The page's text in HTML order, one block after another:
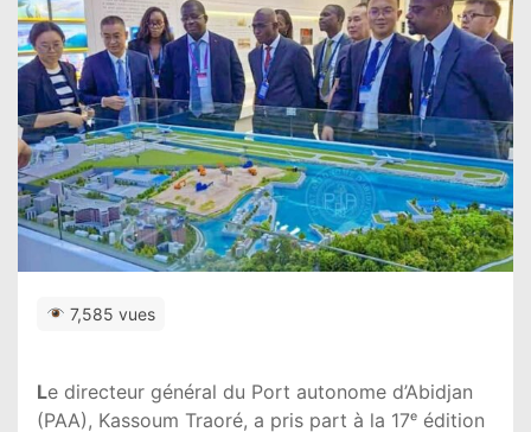
7,585 vues
Le directeur général du Port autonome d’Abidjan
(PAA), Kassoum Traoré, a pris part à la 17ᵉ édition